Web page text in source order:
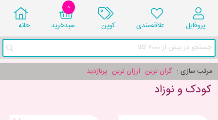
پروفایل علاقه‌مندی کوپن
0
سبد‌خرید
خانه
جستجو در بیش از ۷۰۰۰ کالا
مرتب سازی : گران ترین ارزان ترین پربازدید
کودک و نوزاد